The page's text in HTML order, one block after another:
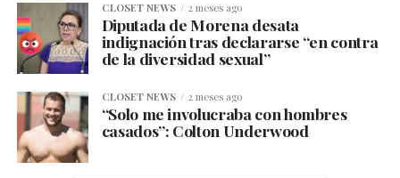
CLOSET NEWS 2 meses ago
Diputada de Morena desata
indignación tras declararse “en contra
de la diversidad sexual”
CLOSET NEWS 2 meses ago
“Solo me involucraba con hombres
casados”: Colton Underwood